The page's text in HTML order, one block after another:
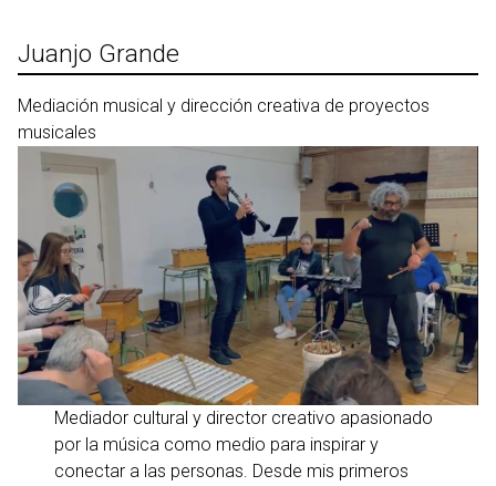
contenido
Juanjo Grande
Mediación musical y dirección creativa de proyectos
musicales
Mediador cultural y director creativo apasionado
por la música como medio para inspirar y
conectar a las personas. Desde mis primeros